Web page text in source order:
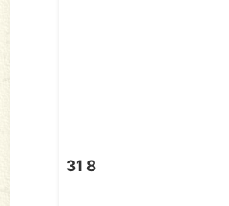
31 8